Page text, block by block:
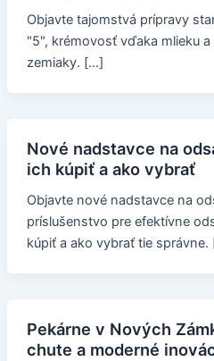
Objavte tajomstvá prípravy
"5", krémovosť vďaka mlieku
zemiaky. […]
Nové nadstavce na
ich kúpiť a ako vybrať
Objavte nové nadstavce na
príslušenstvo pre efektívne
kúpiť a ako vybrať tie
Pekárne v Nových
chute a moderné